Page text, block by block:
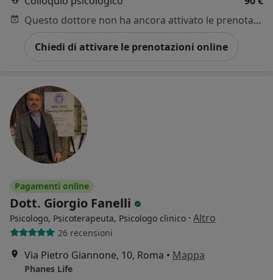
Questo dottore non ha ancora attivato le prenotazioni online presso questo indirizzo.
Chiedi di attivare le prenotazioni online
Pagamenti online
Dott. Giorgio Fanelli
Psicologo, Psicoterapeuta, Psicologo clinico · Altro
26 recensioni
Via Pietro Giannone, 10, Roma • Mappa
Phanes Life